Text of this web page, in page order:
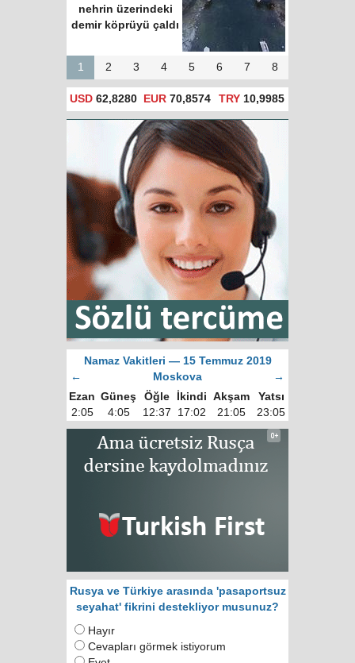
nehrin üzerindeki
demir köprüyü çaldı
1 2 3 4 5 6 7 8
USD 62,8280 EUR 70,8574 TRY10,9985
Namaz Vakitleri — 15 Temmuz 2019
←
Moskova
→
Ezan Güneş Öğle İkindi Akşam
Yatsı
2:05
4:05 12:37 17:02 21:05 23:05
Rusya ve Türkiye arasında 'pasaportsuz
seyahat' fikrini destekliyor musunuz?
Hayır
Cevapları görmek istiyorum